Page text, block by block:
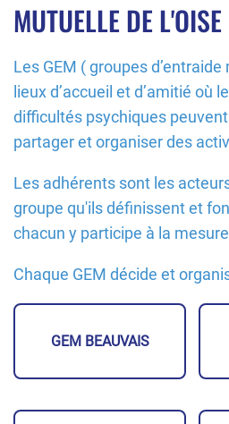
MUTUELLE DE L'OISE
Les GEM ( groupes
lieux d’accueil et d’amitié où
difficultés psychiques
partager et organiser des
Les adhérents sont les
groupe qu'ils définissent et
chacun y participe à la
Chaque GEM décide et
GEM BEAUVAIS